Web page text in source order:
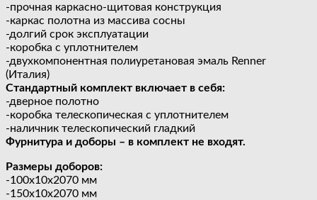
-прочная каркасно-щитовая конструкция
-каркас полотна из массива сосны
-долгий срок эксплуатации
-коробка с уплотнителем
-двухкомпонентная полиуретановая эмаль Renner
(Италия)
Стандартный комплект включает в себя:
-дверное полотно
-коробка телескопическая с уплотнителем
-наличник телескопический гладкий
Фурнитура и доборы – в комплект не входят.
Размеры доборов:
-100х10х2070 мм
-150х10х2070 мм